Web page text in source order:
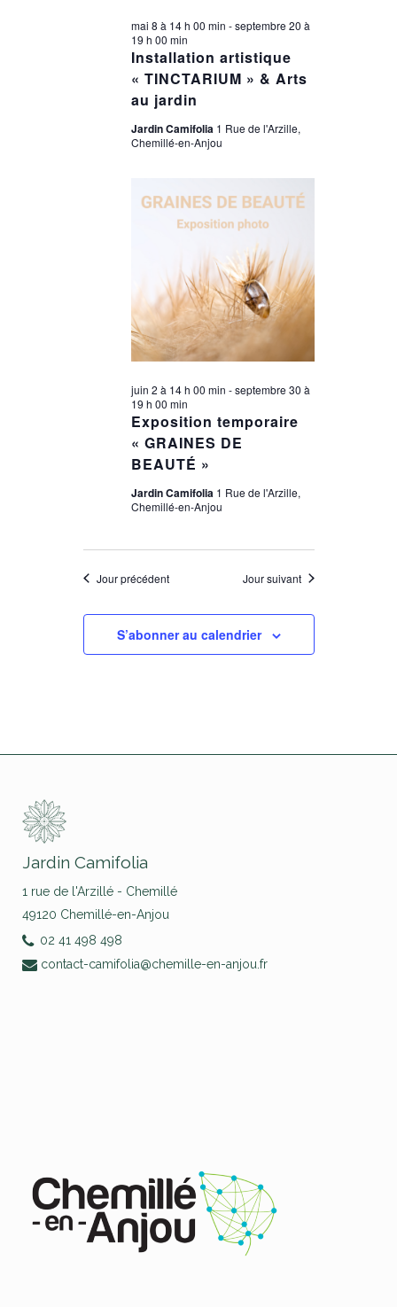
Installation artistique
« TINCTARIUM » & Arts
au jardin
mai 8 à 14 h 00 min -septembre 20 à
19 h 00 min
Jardin Camifolia 1 Rue de l'Arzille,
Chemillé-en-Anjou
Exposition temporaire
« GRAINES DE
BEAUTÉ »
juin 2 à 14 h 00 min -septembre 30 à
19 h 00 min
Jardin Camifolia 1 Rue de l'Arzille,
Chemillé-en-Anjou
Jour précédent Jour suivant
S’abonner au calendrier
Jardin Camifolia
1 rue de l'Arzillé - Chemillé
49120 Chemillé-en-Anjou
02 41 498 498
contact-camifolia@chemille-en-anjou.fr